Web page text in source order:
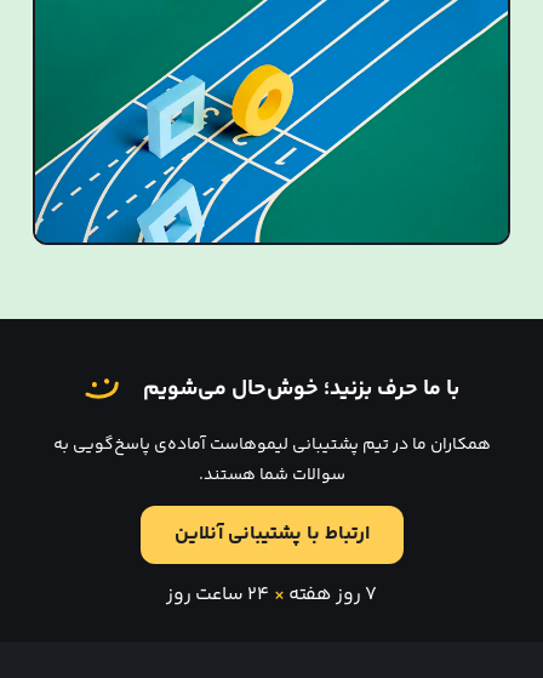
با ما حرف بزنید؛ خوش‌حال می‌شویم
همکاران ما در تیم پشتیبانی لیموهاست آماده‌ی پاسخ‌گویی به
سوالات شما هستند.
ارتباط با پشتیبانی آنلاین
۷ روز هفته
×